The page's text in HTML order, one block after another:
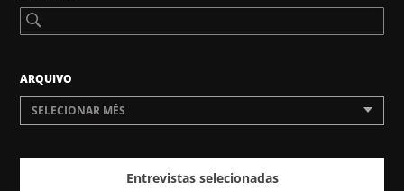
ARQUIVO
SELECIONAR MÊS
Entrevistas selecionadas